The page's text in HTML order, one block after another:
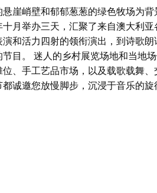
崖峭壁和郁郁葱葱的绿色牧场为背
月举办三天，汇聚了来自澳大利
和活力四射的领衔演出，到诗歌
目。 迷人的乡村展览场地和当地
、手工艺品市场，以及载歌载舞
诚邀您放慢脚步，沉浸于音乐的
月举办三天，汇聚了来自澳大利亚